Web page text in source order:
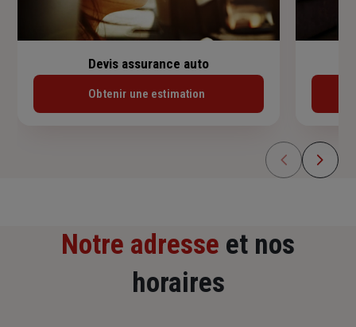
Devis assurance auto
Obtenir une estimation
Notre adresse et nos
horaires